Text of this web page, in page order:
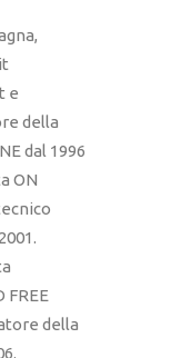
e
della
dal 1996
ON
FREE
della